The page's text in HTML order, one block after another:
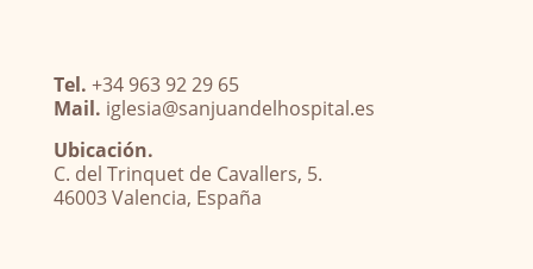
Tel. +34 963 92 29 65
Mail. iglesia@sanjuandelhospital.es
Ubicación.
C. del Trinquet de Cavallers, 5.
46003 Valencia, España